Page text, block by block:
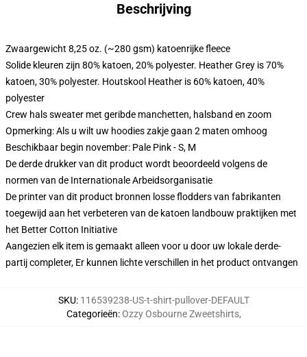
Beschrijving
Zwaargewicht 8,25 oz. (~280 gsm) katoenrijke fleece
Solide kleuren zijn 80% katoen, 20% polyester. Heather Grey is 70%
katoen, 30% polyester. Houtskool Heather is 60% katoen, 40%
polyester
Crew hals sweater met geribde manchetten, halsband en zoom
Opmerking: Als u wilt uw hoodies zakje gaan 2 maten omhoog
Beschikbaar begin november: Pale Pink - S, M
De derde drukker van dit product wordt beoordeeld volgens de
normen van de Internationale Arbeidsorganisatie
De printer van dit product bronnen losse flodders van fabrikanten
toegewijd aan het verbeteren van de katoen landbouw praktijken met
het Better Cotton Initiative
Aangezien elk item is gemaakt alleen voor u door uw lokale derde-
partij completer, Er kunnen lichte verschillen in het product ontvangen
SKU: 116539238-US-t-shirt-pullover-DEFAULT
Categorieën:Ozzy Osbourne Zweetshirts,